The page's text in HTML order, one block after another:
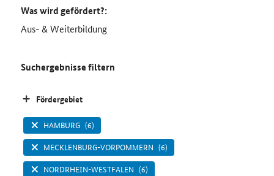
Was wird gefördert?:
Aus- & Weiterbildung
Suchergebnisse filtern
Fördergebiet
HAMBURG (6)
MECKLENBURG-VORPOMMERN (6)
NORDRHEIN-WESTFALEN (6)